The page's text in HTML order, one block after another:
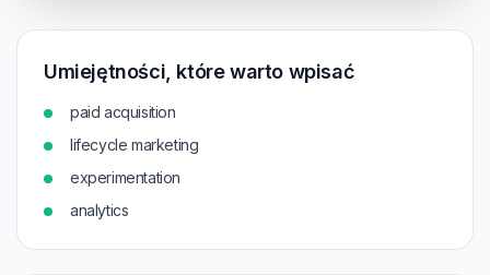
Umiejętności, które warto wpisać
paid acquisition
lifecycle marketing
experimentation
analytics